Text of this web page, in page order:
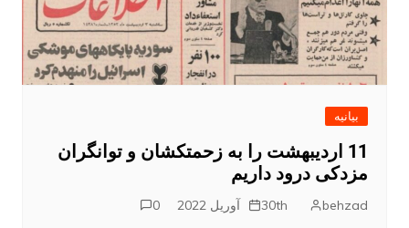
بیانیه
11 اردیبهشت را به زحمتکشان و توانگران
مزدکی درود داریم
behzad 30th آوریل 2022 0